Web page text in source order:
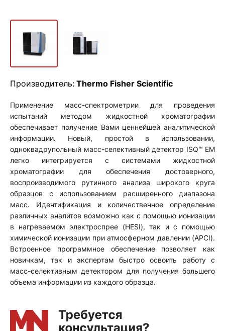
Производитель: Thermo Fisher Scientific
Применение масс-спектрометрии для проведения
испытаний методом жидкостной хроматографии
обеспечивает получение Вами ценнейшей аналитической
информации. Новый, простой в использовании,
одноквадрупольный масс-селективный детектор ISQ™ EM
легко интегрируется с системами жидкостной
хроматографии для обеспечения достоверного,
воспроизводимого рутинного анализа широкого круга
образцов с использованием расширенного диапазона
масс. Идентификация и количественное определение
различных аналитов возможно как с помощью ионизации
в нагреваемом электроспрее (HESI), так и с помощью
химической ионизации при атмосферном давлении (APCI).
Встроенное программное обеспечение позволяет как
новичкам, так и экспертам быстро освоить работу с
масс-селективным детектором для получения большего
объема информации из каждого образца.